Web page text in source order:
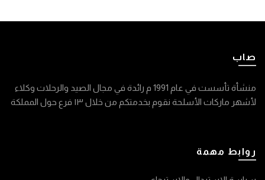
الخيارات
على
صاب
منشأة تأسست في عام 1991 م رائدة في مجال الصيد والرحلات وكلاء
لأشهر ماركات الأسلحة نقوم بخدمتكم من خلال ١٣ فرع حول المملكة
روابط مهمة